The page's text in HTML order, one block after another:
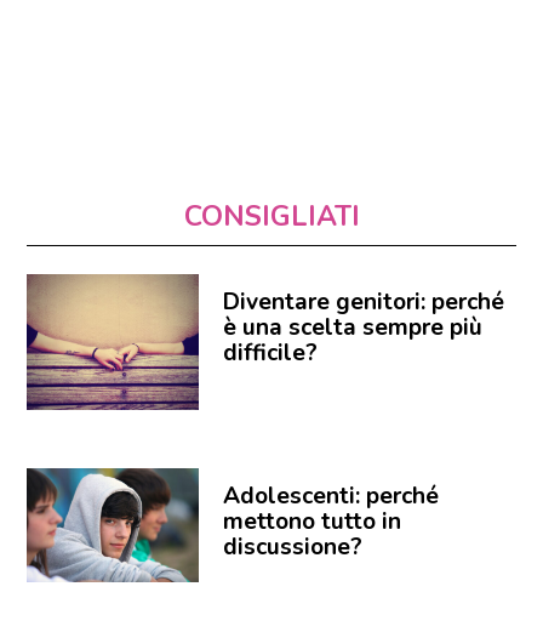
CONSIGLIATI
Diventare genitori: perché
è una scelta sempre più
difficile?
Adolescenti: perché
mettono tutto in
discussione?